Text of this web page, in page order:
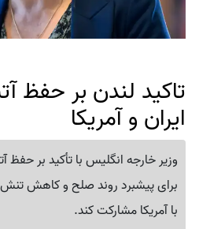
تاکید لندن بر
ایران و آمریکا
وزیر خارجه انگلیس با تأکید بر
برای پیشبرد روند صلح و کاهش
با آمریکا مشارکت کند.